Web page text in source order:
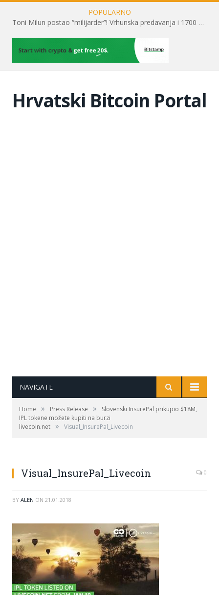
POPULARNO
Toni Milun postao “milijarder”! Vrhunska predavanja i 1700 posjetitelja obilježili su mjesec financijske pismenosti
Hrvatski Bitcoin Portal
NAVIGATE
Home » Press Release »
Slovenski InsurePal prikupio $18M,
IPL tokene možete kupiti na burzi
livecoin.net » Visual_InsurePal_Livecoin
Visual_InsurePal_Livecoin 0
BY ALEN ON 21.01.2018